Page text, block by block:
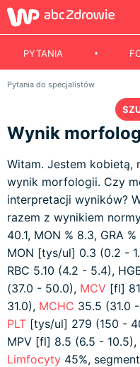
PYTANIA
Pytania do specjalistów
Wynik
Witam. Jestem kobietą,
wynik morfologii. Czy
interpretacji wyników?
razem z wynikiem
40.1, MON % 8.3, GRA
MON [tys/ul] 0.3 (0.2 -
RBC 5.10 (4.2 - 5.4),
(37.0 - 50.0), MCV [fl]
31.0), MCHC 35.5 (31.0
PLT [tys/ul] 279 (150 -
MPV [fl] 8.5 (6.5 - 10.5),
Limfocyty 45%,